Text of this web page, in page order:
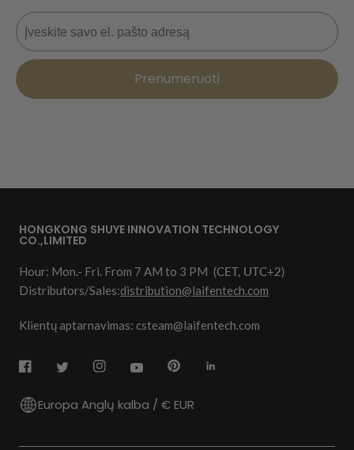
El. paštas
Prenumeruoti
HONGKONG SHUYE INNOVATION TECHNOLOGY
CO.,LIMITED
Hour: Mon.- Fri. From 7 AM to 3 PM (CET, UTC+2)
Distributors/Sales:distribution@laifentech.com
Klientų aptarnavimas: csteam@laifentech.com
Europa Anglų kalba / € EUR